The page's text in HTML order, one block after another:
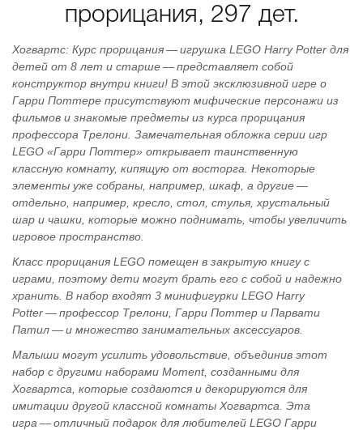
прорицания, 297 дет.
Хогвартс: Курс прорицания — игрушка LEGO Harry Potter для
детей от 8 лет и старше — представляет собой
конструктор внутри книги! В этой эксклюзивной игре о
Гарри Поттере присутствуют мифические персонажи из
фильмов и знакомые предметы из курса прорицания
профессора Трелони. Замечательная обложка серии игр
LEGO «Гарри Поттер» открывает таинственную
классную комнату, кипящую от восторга. Некоторые
элементы уже собраны, например, шкаф, а другие —
отдельно, например, кресло, стол, стулья, хрустальный
шар и чашки, которые можно поднимать, чтобы увеличить
игровое пространство.
Класс прорицания LEGO помещен в закрытую книгу с
играми, поэтому дети могут брать его с собой и надежно
хранить. В набор входят 3 минифигурки LEGO Harry
Potter — профессор Трелони, Гарри Поттер и Парвати
Патил — и множество занимательных аксессуаров.
Малыши могут усилить удовольствие, объединив этот
набор с другими наборами Moment, созданными для
Хогвартса, которые создаются и декорируются для
имитации другой классной комнаты Хогвартса. Эта
игра — отличный подарок для любителей LEGO Гарри